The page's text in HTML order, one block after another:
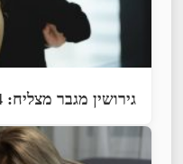
גירושין מגבר מצליח: 24 דברים שאת חייבת לדעת